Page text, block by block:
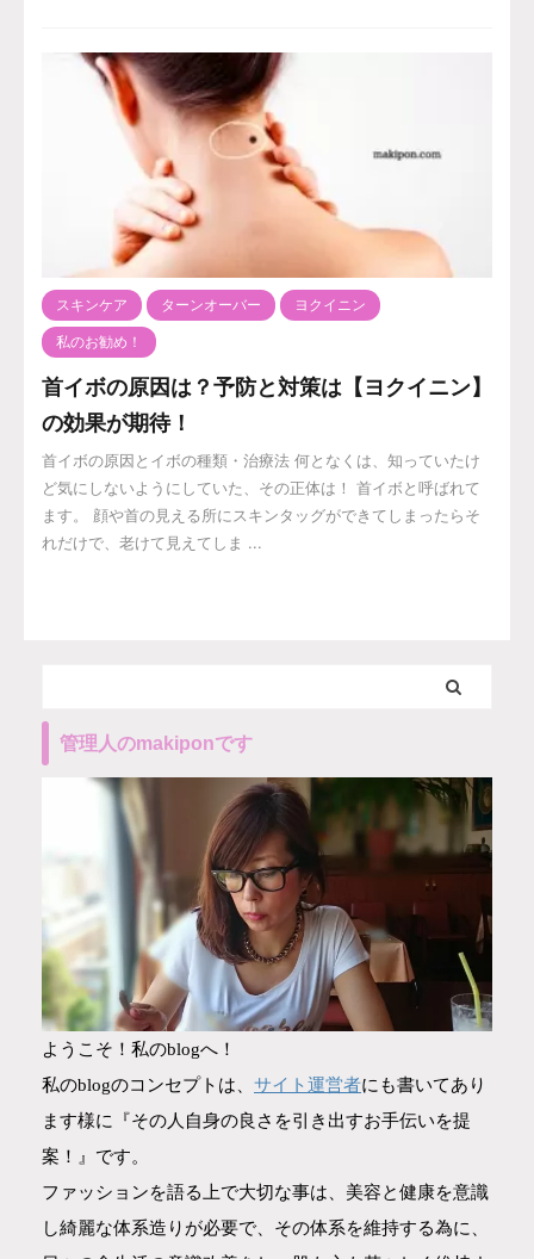
スキンケア ターンオーバー ヨクイニン
私のお勧め！
首イボの原因は？予防と対策は【ヨクイニン】
の効果が期待！
首イボの原因とイボの種類・治療法 何となくは、知っていたけ
ど気にしないようにしていた、その正体は！ 首イボと呼ばれて
ます。 顔や首の見える所にスキンタッグができてしまったらそ
れだけで、老けて見えてしま ...
管理人のmakiponです
ようこそ！私のblogへ！
私のblogのコンセプトは、 サイト運営者にも書いてあり
ます様に『その人自身の良さを引き出すお手伝いを提
案！』です。
ファッションを語る上で大切な事は、美容と健康を意識
し綺麗な体系造りが必要で、その体系を維持する為に、